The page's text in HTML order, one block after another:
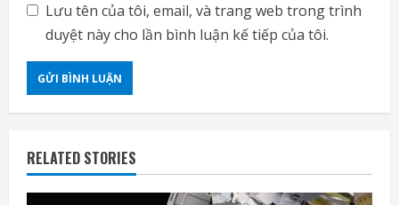
Lưu tên của tôi, email, và trang web trong trình
duyệt này cho lần bình luận kế tiếp của tôi.
RELATED STORIES